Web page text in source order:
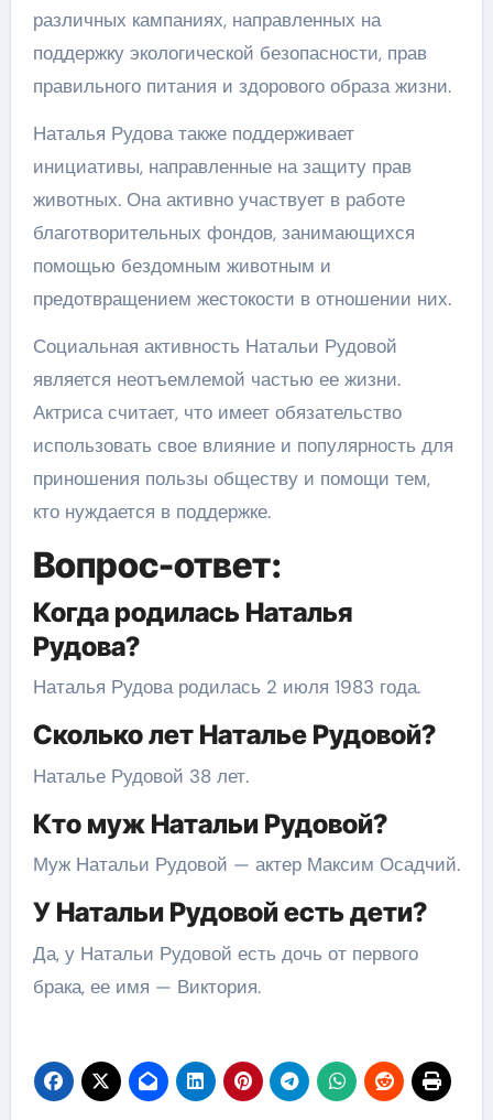
различных кампаниях, направленных на
поддержку экологической безопасности, прав
правильного питания и здорового образа жизни.
Наталья Рудова также поддерживает
инициативы, направленные на защиту прав
животных. Она активно участвует в работе
благотворительных фондов, занимающихся
помощью бездомным животным и
предотвращением жестокости в отношении них.
Социальная активность Натальи Рудовой
является неотъемлемой частью ее жизни.
Актриса считает, что имеет обязательство
использовать свое влияние и популярность для
приношения пользы обществу и помощи тем,
кто нуждается в поддержке.
Вопрос-ответ:
Когда родилась Наталья
Рудова?
Наталья Рудова родилась 2 июля 1983 года.
Сколько лет Наталье Рудовой?
Наталье Рудовой 38 лет.
Кто муж Натальи Рудовой?
Муж Натальи Рудовой — актер Максим Осадчий.
У Натальи Рудовой есть дети?
Да, у Натальи Рудовой есть дочь от первого
брака, ее имя — Виктория.